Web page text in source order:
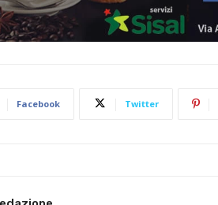
Facebook Twitter